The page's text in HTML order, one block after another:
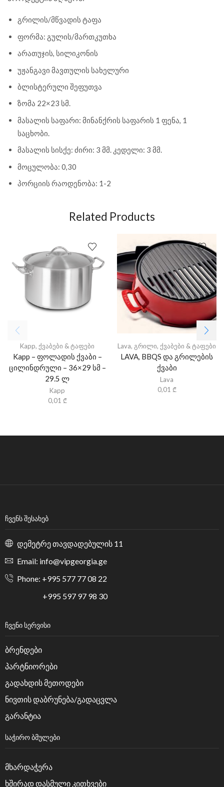
გრილის/მწვადის ტაფა
ფორმა: გულის/მართკუთხა
არათუჯის, სილიკონის
უჟანგავი მავთულის სახელური
ბლისტერული შეფუთვა
ზომა 22×23 სმ.
მასალის საფარი: მინანქრის საფარის 1 ფენა, 1
საცხობი.
მასალის სისქე: ძირი: 3 მმ. კედელი: 3 მმ.
მოცულობა: 0,30
პორციის რაოდენობა: 1-2
Related Products
Kapp, ქვაბები & ტაფები
Kapp – ფოლადის ქვაბი –
ცილინდრული – 36×29 სმ –
29.5 ლ
Kapp
0,01 ₾
Lava, გრილი, ქვაბები & ტაფები
LAVA, BBQS და გრილების
ქვაბი
Lava
0,01 ₾
ᲩᲕᲔᲜᲡ ᲨᲔᲡᲐᲮᲔᲑ
დემეტრე თავდადებულის 11
Email: info@vipgeorgia.ge
Phone: +995 577 77 08 22
+995 597 97 98 30
ᲩᲕᲔᲜᲘ ᲡᲔᲠᲕᲘᲡᲘ
ბრენდები
პარტნიორები
გადახდის მეთოდები
ნივთის დაბრუნება/გადაცვლა
გარანტია
ᲡᲐᲭᲘᲠᲝ ᲑᲛᲣᲚᲔᲑᲘ
მხარდაჭერა
ხშირად დასმული კითხვები